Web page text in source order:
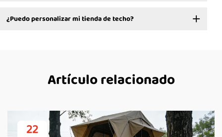
¿Puedo personalizar mi tienda de techo?
Artículo relacionado
22